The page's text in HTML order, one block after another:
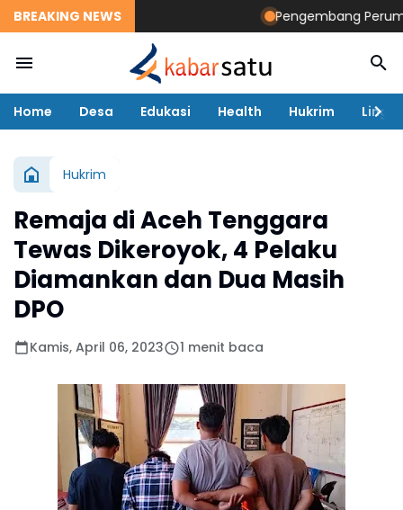
BREAKING NEWS Pengembang
Home Desa Edukasi Health Hukrim
Hukrim
Remaja di Aceh Tenggara
Tewas Dikeroyok, 4 Pelaku
Diamankan dan Dua Masih
DPO
Kamis, April 06, 2023 1 menit baca